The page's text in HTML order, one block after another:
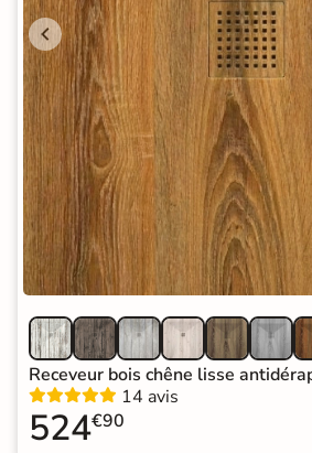
Receveur bois chêne lisse
14 avis
524€90